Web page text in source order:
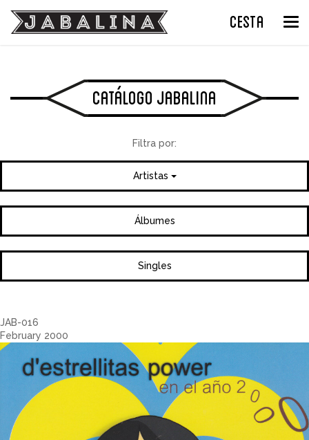
CESTA
Catálogo Jabalina
Filtra por:
Artistas
Álbumes
Singles
JAB-016
February 2000